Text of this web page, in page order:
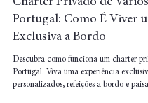
8 de jul.
3 min de leitura
Charter Privado de Vários
Exclusiva a Bordo
Descubra como funciona um charter